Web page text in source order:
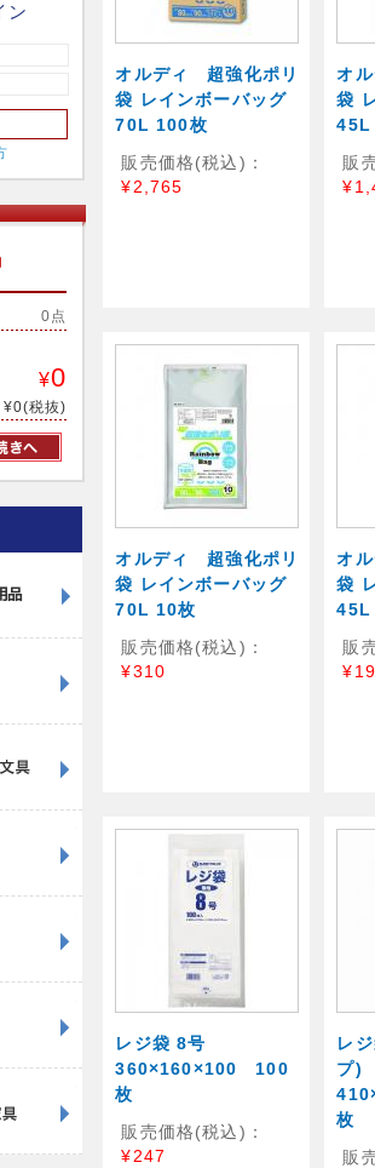
ン
0点
¥0
¥0(税抜)
オルディ 超強化ポリ
袋 レインボーバッグ
70L 100枚
販売価格(税込)：
¥2,765
オ
袋
販
オルディ 超強化ポリ
袋 レインボーバッグ
70L 10枚
販売価格(税込)：
¥310
オ
袋
販
レジ袋 8号
360×160×100 100
枚
販売価格(税込)：
¥247
レ
プ)
枚
販